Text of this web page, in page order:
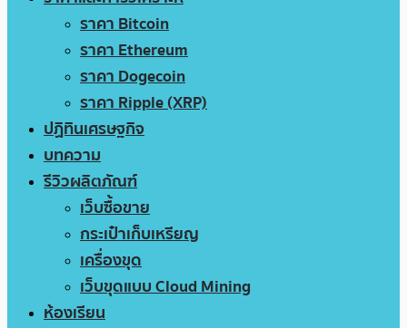
ราคา Bitcoin
ราคา Ethereum
ราคา Dogecoin
ราคา Ripple (XRP)
ปฏิทินเศรษฐกิจ
บทความ
รีวิวผลิตภัณฑ์
เว็บซื้อขาย
กระเป๋าเก็บเหรียญ
เครื่องขุด
เว็บขุดแบบ Cloud Mining
ห้องเรียน